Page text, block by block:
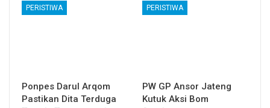
PERISTIWA
Ponpes Darul Arqom
Pastikan Dita Terduga
PERISTIWA
PW GP Ansor Jateng
Kutuk Aksi Bom